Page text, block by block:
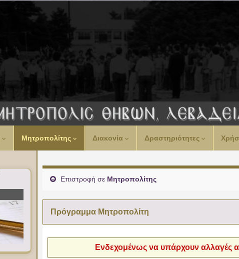
Μητροπολίτης Διακονία Δραστηριότητες
Επιστροφή σε Μητροπολίτης
Πρόγραμμα Μητροπολίτη
Ενδεχομένως να υπάρχουν αλλαγές